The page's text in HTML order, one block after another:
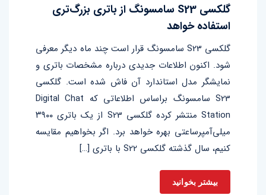
گلکسی S23 سامسونگ از باتری بزرگ‌تری
استفاده خواهد
گلکسی S23 سامسونگ قرار است چند ماه دیگر معرفی
شود. اکنون اطلاعات جدیدی درباره مشخصات باتری و
نمایشگر مدل استاندارد آن فاش شده است. گلکسی
S23 سامسونگ براساس اطلاعاتی که Digital Chat
Station منتشر کرده گلکسی S23 از یک باتری ۳۹۰۰
میلی‌آمپرساعتی بهره خواهد برد. اگر بخواهیم مقایسه
کنیم، سال گذشته گلکسی S22 با باتری […]
بیشتر بخوانید